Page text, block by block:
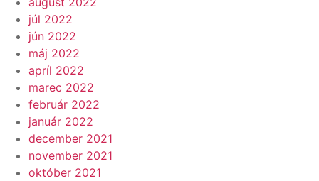
júl 2022
jún 2022
máj 2022
apríl 2022
marec 2022
február 2022
január 2022
december 2021
november 2021
október 2021